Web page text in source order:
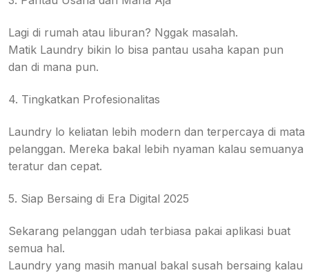
Lagi di rumah atau liburan? Nggak masalah.
Matik Laundry bikin lo bisa pantau usaha kapan pun
dan di mana pun.
4. Tingkatkan Profesionalitas
Laundry lo keliatan lebih modern dan terpercaya di mata
pelanggan. Mereka bakal lebih nyaman kalau semuanya
teratur dan cepat.
5. Siap Bersaing di Era Digital 2025
Sekarang pelanggan udah terbiasa pakai aplikasi buat
semua hal.
Laundry yang masih manual bakal susah bersaing kalau